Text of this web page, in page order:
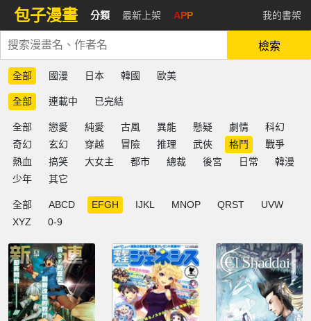
包子漫畫 分類 最新上架 APP 我的書架
檢索
全部 國漫 日本 韓國 歐美
全部 連載中 已完結
全部 戀愛 純愛 古風 異能 懸疑 劇情
科幻
奇幻
玄幻 穿越 冒險 推理 武俠 格鬥
戰爭
熱血
搞笑 大女主 都市 總裁 後宮 日常
韓漫
少年
其它
全部 ABCD EFGH IJKL MNOP QRST
UVW
XYZ
0-9